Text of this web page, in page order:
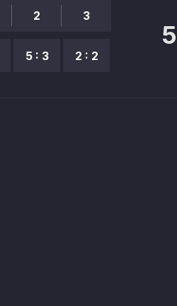
2
5 : 3
3
2 : 2
5